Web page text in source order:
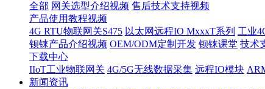
全部 网关选型介绍视频 售后技术支持视频
产品使用教程视频
4G RTU物联网关S475 以太网远程IO MxxxT系列 工业
钡铼产品介绍视频 OEM/ODM定制开发 钡铼课堂 技术
下载中心
IIoT工业物联网关 4G/5G无线数据采集 远程IO模块
新闻资讯